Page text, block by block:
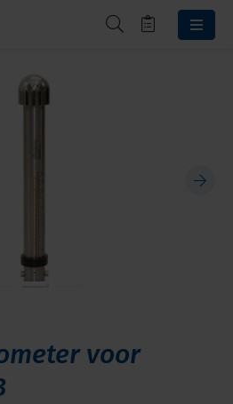
voor